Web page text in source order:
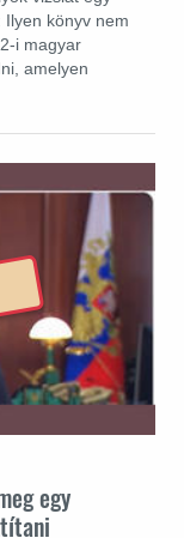
könyv nem
i magyar
amelyen
egy